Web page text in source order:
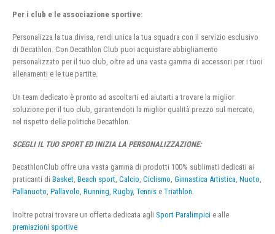
Per i club e le associazione sportive:
Personalizza la tua divisa, rendi unica la tua squadra con il servizio esclusivo
di Decathlon. Con Decathlon Club puoi acquistare abbigliamento
personalizzato per il tuo club, oltre ad una vasta gamma di accessori per i tuoi
allenamenti e le tue partite.
Un team dedicato è pronto ad ascoltarti ed aiutarti a trovare la miglior
soluzione per il tuo club, garantendoti la miglior qualità prezzo sul mercato,
nel rispetto delle politiche Decathlon.
SCEGLI IL TUO SPORT ED INIZIA LA PERSONALIZZAZIONE:
DecathlonClub offre una vasta gamma di prodotti 100% sublimati dedicati ai
praticanti di Basket, Beach sport, Calcio, Ciclismo, Ginnastica Artistica, Nuoto,
Pallanuoto, Pallavolo, Running, Rugby, Tennis e Triathlon.
Inoltre potrai trovare un offerta dedicata agli Sport Paralimpici e alle
premiazioni sportive